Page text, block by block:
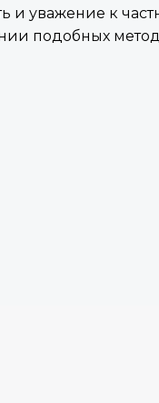
и уважение к
подобных